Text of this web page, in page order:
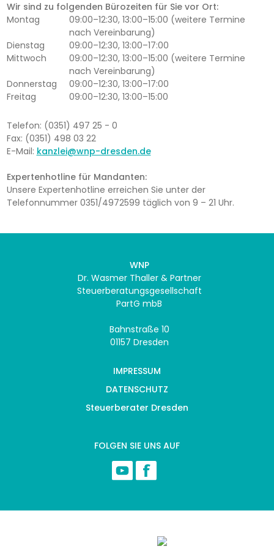
Wir sind zu folgenden Bürozeiten für Sie vor Ort:
Montag
09:00–12:30, 13:00–15:00 (weitere Termine
nach Vereinbarung)
Dienstag
09:00–12:30, 13:00–17:00
Mittwoch
09:00–12:30, 13:00–15:00 (weitere Termine
nach Vereinbarung)
Donnerstag
09:00–12:30, 13:00–17:00
Freitag
09:00–12:30, 13:00–15:00
Telefon: (0351) 497 25 - 0
Fax: (0351) 498 03 22
E-Mail: kanzlei@wnp-dresden.de
Expertenhotline für Mandanten:
Unsere Expertenhotline erreichen Sie unter der
Telefonnummer 0351/4972599 täglich von 9 – 21 Uhr.
WNP
Dr. Wasmer Thaller & Partner
Steuerberatungsgesellschaft
PartG mbB
Bahnstraße 10
01157 Dresden
IMPRESSUM
DATENSCHUTZ
Steuerberater Dresden
FOLGEN SIE UNS AUF